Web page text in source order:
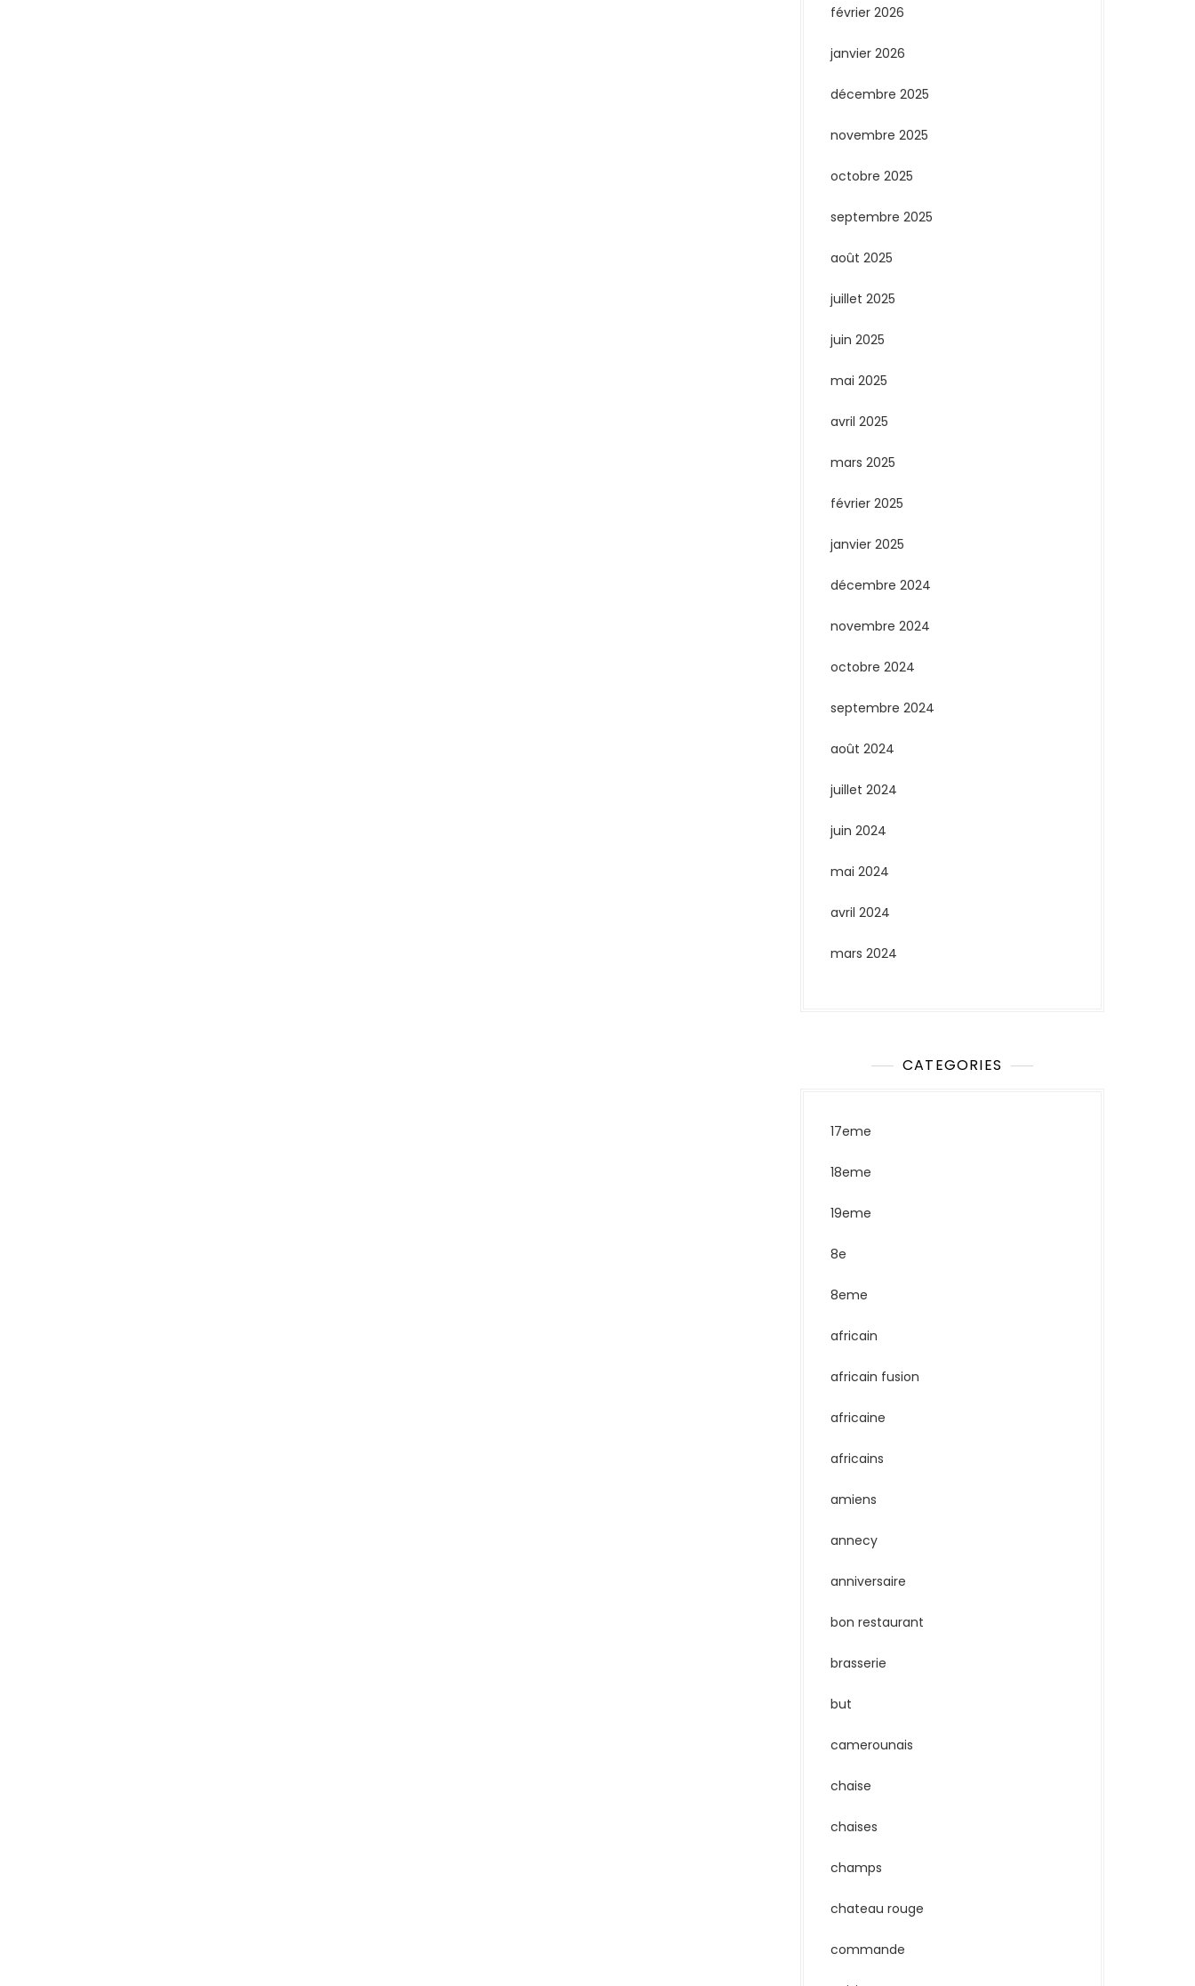
février 2026
janvier 2026
décembre 2025
novembre 2025
octobre 2025
septembre 2025
août 2025
juillet 2025
juin 2025
mai 2025
avril 2025
mars 2025
février 2025
janvier 2025
décembre 2024
novembre 2024
octobre 2024
septembre 2024
août 2024
juillet 2024
juin 2024
mai 2024
avril 2024
mars 2024
CATEGORIES
17eme
18eme
19eme
8e
8eme
africain
africain fusion
africaine
africains
amiens
annecy
anniversaire
bon restaurant
brasserie
but
camerounais
chaise
chaises
champs
chateau rouge
commande